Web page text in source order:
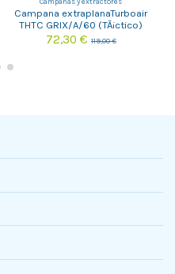
Campana extraplanaTurboair
THTC GRIX/A/60 (TÃ¡ctico)
72,30 € 119,00 €